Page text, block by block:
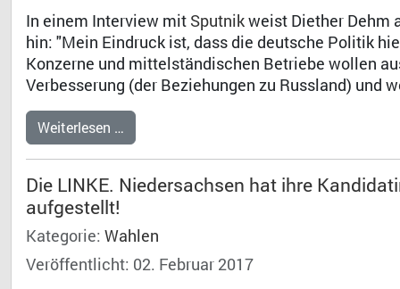
In einem Interview mit Sputnikweist Diether Dehm
hin: "Mein Eindruck ist, dass die deutsche Politik
Konzerne und mittelständischen Betriebe wollen
Verbesserung (der Beziehungen zu Russland) und
Weiterlesen …
Die LINKE. Niedersachsen hat ihre
aufgestellt!
Kategorie: Wahlen
Veröffentlicht: 02. Februar 2017